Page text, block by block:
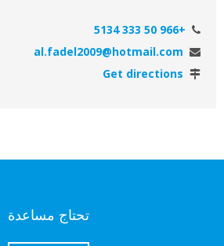
+966 50 333 5134
al.fadel2009@hotmail.com
Get directions
تحتاج مساعدة